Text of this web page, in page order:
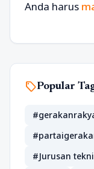
Anda harus
sellPopular
#Jurusan